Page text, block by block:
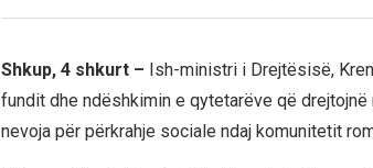
Shkup, 4 shkurt – Ish-ministri i Drejtësisë,
fundit dhe ndëshkimin e qytetarëve që
nevoja për përkrahje sociale ndaj komunitetit